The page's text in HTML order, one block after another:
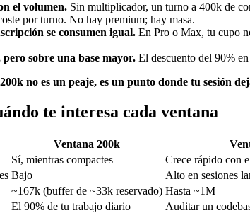
el volumen. Sin multiplicador, un turno a 400k de
por turno. No hay premium; hay masa.
se consumen igual. En Pro o Max, tu cupo
sobre una base mayor. El descuento del 90%
200k no es un peaje, es un punto donde tu sesión
te interesa cada ventana
Ventana 200k
Sí, mientras compactes
Crece rápido con
Bajo
Alto en sesiones
~167k (buffer de ~33k reservado) Hasta ~1M
El 90% de tu trabajo diario
Auditar un